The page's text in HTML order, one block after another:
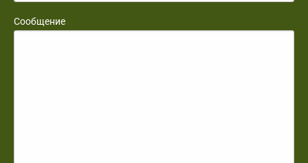
Сообщение